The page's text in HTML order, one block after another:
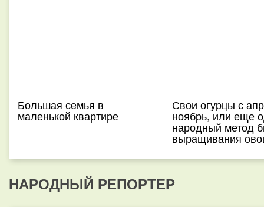
Большая семья в
маленькой квартире
Свои огурцы с
ноябрь, или еще
народный метод
выращивания
НАРОДНЫЙ РЕПОРТЕР